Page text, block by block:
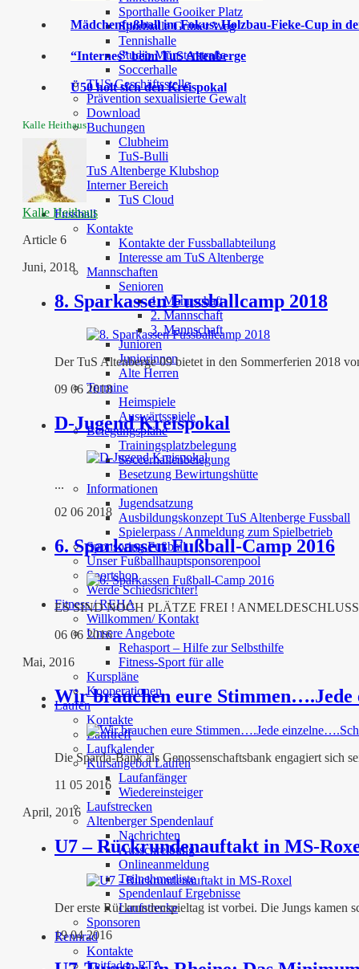
Sporthalle Gooiker Platz
Sporthalle Grüner Weg
Tennishalle
Studio Münsterstraße
Soccerhalle
TUS Geschäftsstelle
Prävention sexualisierte Gewalt
Download
Buchungen
Clubheim
TuS-Bulli
TuS Altenberge Klubshop
Interner Bereich
TuS Cloud
Fussball
Kontakte
Kontakte der Fussballabteilung
Interesse am TuS Altenberge
Mannschaften
Senioren
1. Mannschaft
2. Mannschaft
3. Mannschaft
Junioren
Juniorinnen
Alte Herren
Termine
Heimspiele
Auswärtsspiele
Belegungspläne
Trainingsplatzbelegung
Soccerhallenbelegung
Besetzung Bewirtungshütte
Informationen
Jugendsatzung
Ausbildungskonzept TuS Altenberge Fussball
Spielerpass / Anmeldung zum Spielbetrieb
Sponsoring Fußball
Unser Fußballhauptsponsorenpool
Sportshop
Werde Schiedsrichter!
Fitness / REHA
Willkommen/ Kontakt
Unsere Angebote
Rehasport – Hilfe zur Selbsthilfe
Fitness-Sport für alle
Kurspläne
Kooperationen
Laufen
Kontakte
Lauftreff
Laufkalender
Kursangebot Laufen
Laufanfänger
Wiedereinsteiger
Laufstrecken
Altenberger Spendenlauf
Nachrichten
Ausschreibung
Onlineanmeldung
Teilnehmerliste
Spendenlauf Ergebnisse
Laufstrecke
Sponsoren
Rennrad
Kontakte
Leitfaden RTA
Mädchenfußball im Fokus: Holzbau-Fieke-Cup in
“Internes” beim TuS Altenberge
Ü50 holt sich den Kreispokal
Kalle Heithaus
Kalle Heithaus
Article 6
Juni, 2018
8. Sparkassen Fussballcamp 2018
Der TuS Altenberge 09 bietet in den Sommerferien 2018
09 06 2018
D-Jugend Kreispokal
...
02 06 2018
6. Sparkassen Fußball-Camp 2016
ES SIND NOCH PLÄTZE FREI ! ANMELDESCHLUSS
06 06 2016
Mai, 2016
Wir brauchen eure
Die Sparda-Bank als Genossenschaftsbank engagiert sich
11 05 2016
April, 2016
U7 – Rückrundenauftakt in MS-
Der erste Rückrundenspieltag ist vorbei. Die Jungs kamen
19 04 2016